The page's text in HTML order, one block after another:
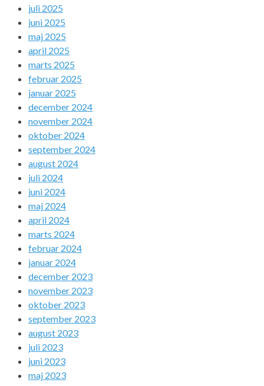
juli 2025
juni 2025
maj 2025
april 2025
marts 2025
februar 2025
januar 2025
december 2024
november 2024
oktober 2024
september 2024
august 2024
juli 2024
juni 2024
maj 2024
april 2024
marts 2024
februar 2024
januar 2024
december 2023
november 2023
oktober 2023
september 2023
august 2023
juli 2023
juni 2023
maj 2023